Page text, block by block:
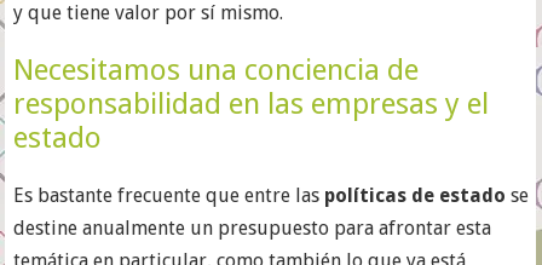
y que tiene valor por sí mismo.
Necesitamos una conciencia de
responsabilidad en las empresas y el
estado
Es bastante frecuente que entre las políticas de estado se
destine anualmente un presupuesto para afrontar esta